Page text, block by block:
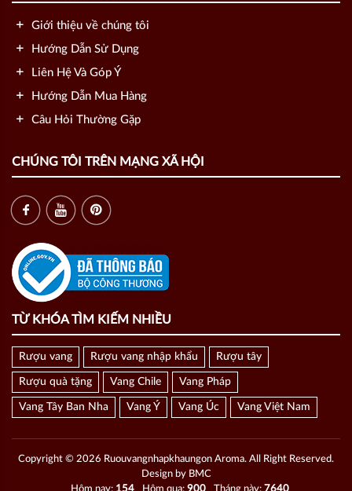
Giới thiệu về chúng tôi
Hướng Dẫn Sử Dụng
Liên Hệ Và Góp Ý
Hướng Dẫn Mua Hàng
Câu Hỏi Thường Gặp
CHÚNG TÔI TRÊN MẠNG XÃ HỘI
TỪ KHÓA TÌM KIẾM NHIỀU
Rượu vang Rượu vang nhập khẩu Rượu tây
Rượu quà tặng Vang Chile Vang Pháp
Vang Tây Ban Nha Vang Ý Vang Úc Vang Việt Nam
Copyright © 2026 Ruouvangnhapkhaungon Aroma. All Right Reserved.
Design by BMC